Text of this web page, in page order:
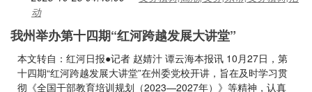
动
我州举办第十四期“红河跨越发展大讲堂”
本文转自：红河日报●记者 赵婧汁 谭云海本报讯 10月27日，第
十四期“红河跨越发展大讲堂”在州委党校开讲，旨在及时学习贯
彻《全国干部教育培训规划（2023—2027年）》等精神，认真